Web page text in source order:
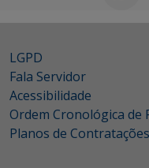
LGPD
Fala Servidor
Acessibilidade
Ordem Cronológica de
Planos de